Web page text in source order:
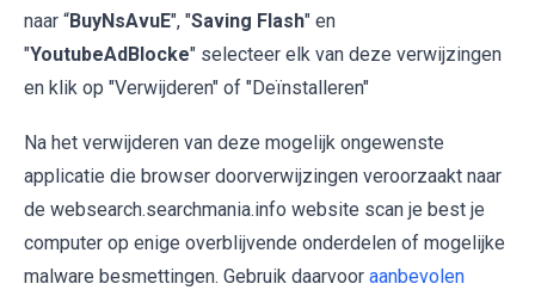
naar “BuyNsAvuE", "Saving Flash" en
"YoutubeAdBlocke" selecteer elk van deze verwijzingen
en klik op "Verwijderen" of "Deïnstalleren"
Na het verwijderen van deze mogelijk ongewenste
applicatie die browser doorverwijzingen veroorzaakt naar
de websearch.searchmania.info website scan je best je
computer op enige overblijvende onderdelen of mogelijke
malware besmettingen. Gebruik daarvoor aanbevolen